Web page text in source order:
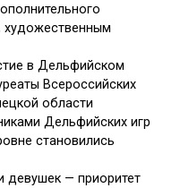
художественным
в Дельфийском
Всероссийских
области
Дельфийских игр
становились
девушек — приоритет